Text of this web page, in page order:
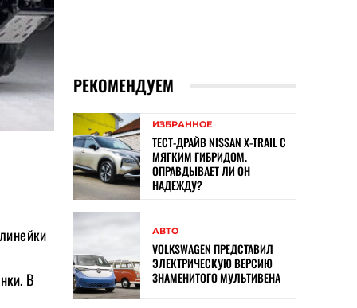
В
РЕКОМЕНДУЕМ
ИЗБРАННОЕ
ТЕСТ-ДРАЙВ NISSAN X-TRAIL С
МЯГКИМ ГИБРИДОМ.
ОПРАВДЫВАЕТ ЛИ ОН
НАДЕЖДУ?
АВТО
VOLKSWAGEN ПРЕДСТАВИЛ
ЭЛЕКТРИЧЕСКУЮ ВЕРСИЮ
ЗНАМЕНИТОГО МУЛЬТИВЕНА